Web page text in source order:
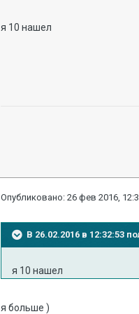
я 10 нашел
Опубликовано:26 фев 2016,
В 26.02.2016 в 12:32:53
я 10 нашел
я больше )